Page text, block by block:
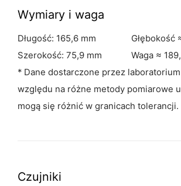
Wymiary i waga
Długość: 165,6 mm
Szerokość: 75,9 mm
Głębokość
Waga ≈
* Dane dostarczone przez
względu na różne metody pomiarowe
mogą się różnić w granicach tolerancji.
Czujniki